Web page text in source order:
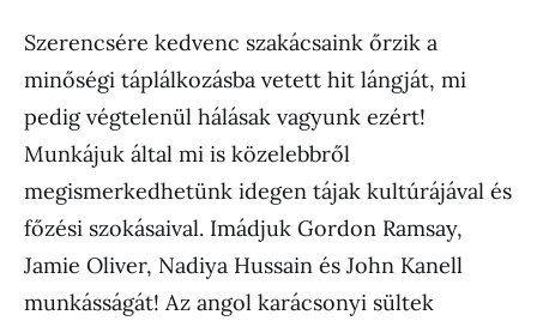
Szerencsére kedvenc szakácsaink őrzik a
minőségi táplálkozásba vetett hit lángját, mi
pedig végtelenül hálásak vagyunk ezért!
Munkájuk által mi is közelebbről
megismerkedhetünk idegen tájak kultúrájával és
főzési szokásaival. Imádjuk Gordon Ramsay,
Jamie Oliver, Nadiya Hussain és John Kanell
munkásságát! Az angol karácsonyi sültek